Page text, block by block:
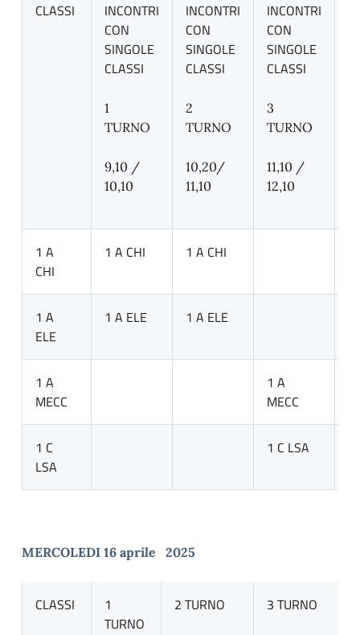
CLASSI
INCONTRI
CON
SINGOLE
CLASSI
1
TURNO
9,10 /
10,10
INCONTRI
CON
SINGOLE
CLASSI
2
TURNO
10,20/
11,10
INCONTRI
CON
SINGOLE
CLASSI
3
TURNO
11,10 /
12,10
1 A
CHI
1 A CHI 1 A CHI
1 A
ELE
1 A ELE 1 A ELE
1 A
MECC
1 A
MECC
1 C
LSA
1 C LSA
MERCOLEDI 16 aprile 2025
CLASSI
1
TURNO
2 TURNO 3 TURNO